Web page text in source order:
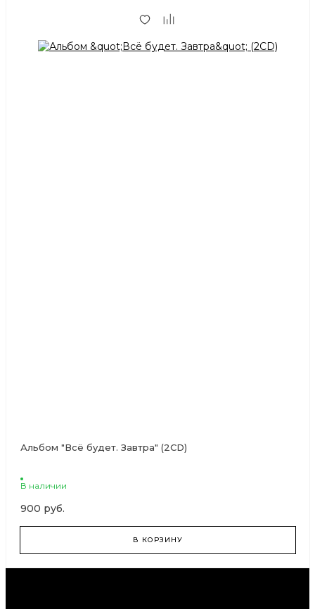
Альбом "Всё будет. Завтра" (2CD)
В наличии
900 руб.
В КОРЗИНУ